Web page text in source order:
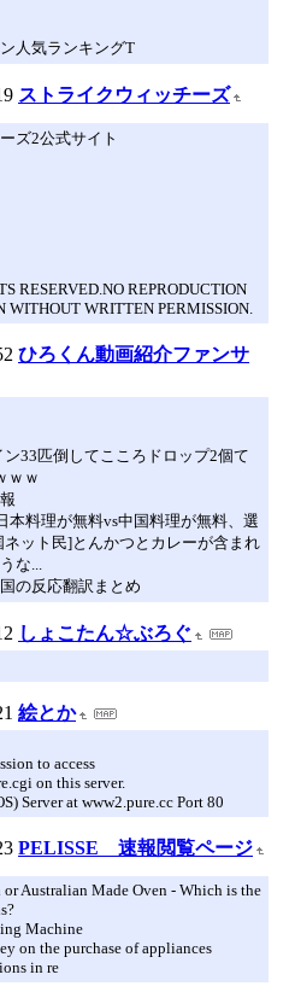
人気ランキングT
ストライクウィッチーズ
ズ2公式サイト
RESERVED.NO REPRODUCTION
WITHOUT WRITTEN PERMISSION.
ひろくん動画紹介ファンサ
ン33匹倒してこころドロップ2個て
ｗｗ
本料理が無料vs中国料理が無料、選
ット民]とんかつとカレーが含まれ
な...
の反応翻訳まとめ
しょこたん☆ぶろぐ
絵とか
to access
on this server.
Server at www2.pure.cc Port 80
PELISSE 速報閲覧ページ
or Australian Made Oven - Which is the
Machine
on the purchase of appliances
in re